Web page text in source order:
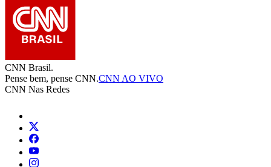
CNN Brasil.
Pense bem, pense CNN.CNN AO VIVO
CNN Nas Redes